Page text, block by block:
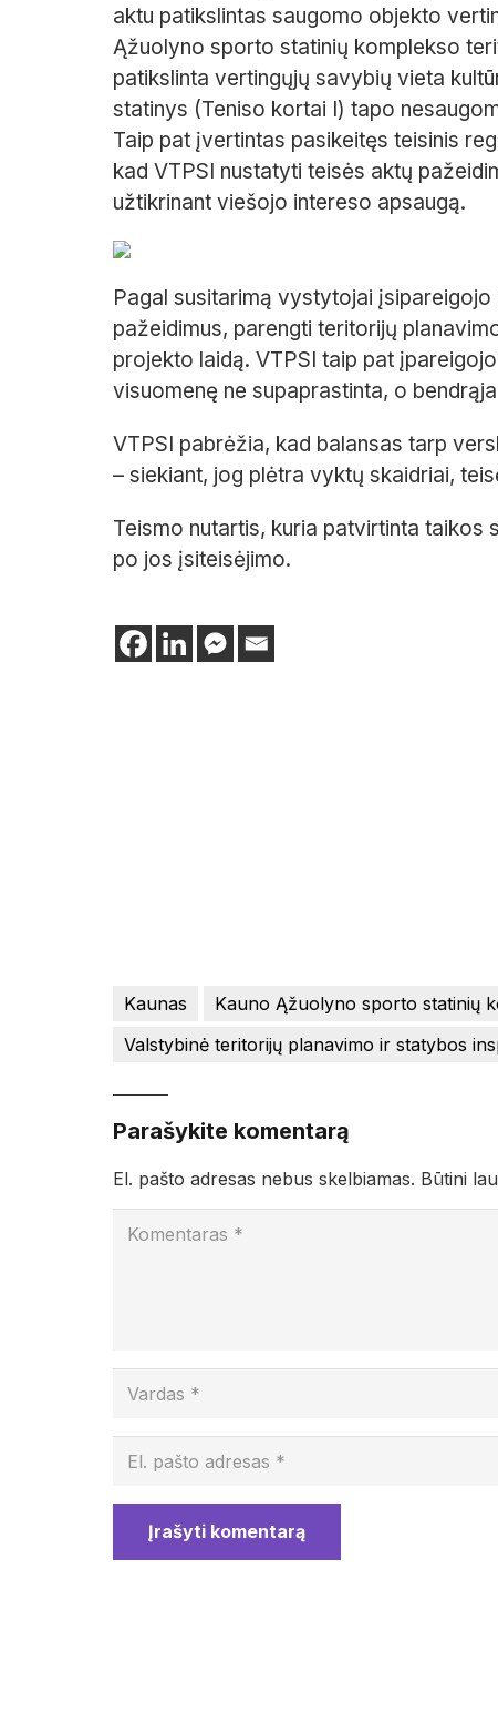
aktu patikslintas saugomo objekto
Ąžuolyno sporto statinių komplekso
patikslinta vertingųjų savybių vieta
statinys (Teniso kortai I) tapo
Taip pat įvertintas pasikeitęs teisinis
kad VTPSI nustatyti teisės aktų
užtikrinant viešojo intereso apsaugą.
Pagal susitarimą vystytojai
pažeidimus, parengti teritorijų
projekto laidą. VTPSI taip pat
visuomenę ne supaprastinta, o
VTPSI pabrėžia, kad balansas tarp
– siekiant, jog plėtra vyktų skaidriai,
Teismo nutartis, kuria patvirtinta taikos
po jos įsiteisėjimo.
Kaunas Kauno Ąžuolyno sporto statinių
Valstybinė teritorijų planavimo ir statybos
Parašykite komentarą
El. pašto adresas nebus skelbiamas. Būtini
Įrašyti komentarą